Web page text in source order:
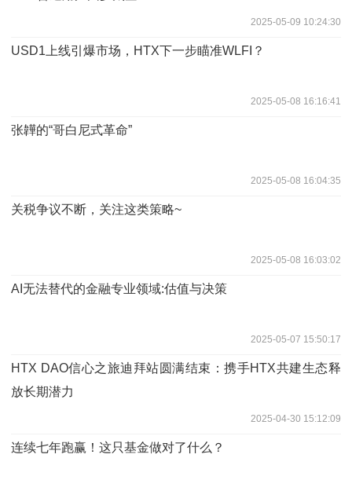
2025-05-09 10:24:30
USD1上线引爆市场，HTX下一步瞄准WLFI？
2025-05-08 16:16:41
张韡的“哥白尼式革命”
2025-05-08 16:04:35
关税争议不断，关注这类策略~
2025-05-08 16:03:02
AI无法替代的金融专业领域:估值与决策
2025-05-07 15:50:17
HTX DAO信心之旅迪拜站圆满结束：携手HTX共建生态释
放长期潜力
2025-04-30 15:12:09
连续七年跑赢！这只基金做对了什么？